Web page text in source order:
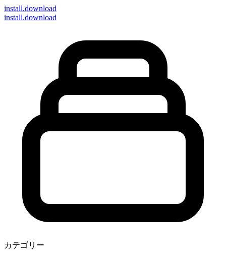
install.download
install.download
カテゴリー